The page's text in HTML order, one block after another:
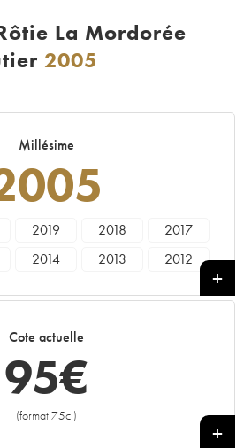
La Mordorée
2005
Millésime
2019 2018
2017
2014 2013
2012
1999
1994
Cote actuelle
95€
(format 75cl)
+